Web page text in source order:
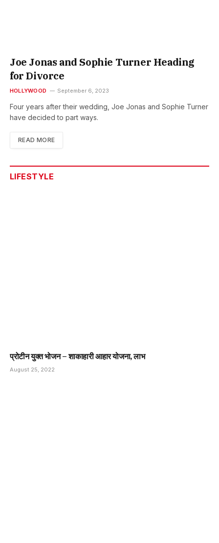
Joe Jonas and Sophie Turner Heading
for Divorce
HOLLYWOOD September 6, 2023
Four years after their wedding, Joe Jonas and Sophie Turner
have decided to part ways.
READ MORE
LIFESTYLE
प्रोटीन युक्त भोजन – शाकाहारी आहार योजना, लाभ
August 25, 2022